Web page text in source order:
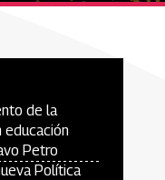
de la
educación
Petro
Política